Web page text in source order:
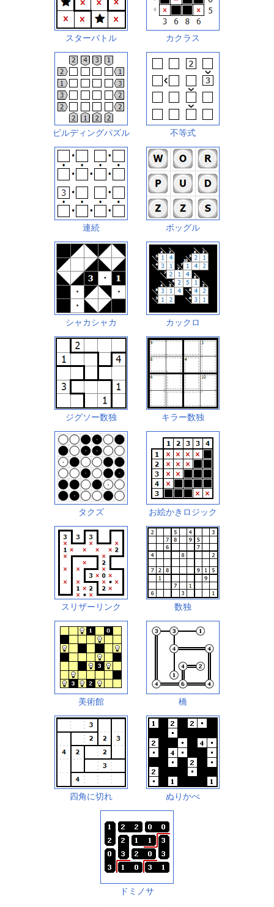
スターバトル カクラス
ビルディングパズル 不等式
連続 ボッグル
シャカシャカ カックロ
ジグソー数独 キラー数独
タクズ お絵かきロジック
スリザーリンク 数独
美術館 橋
四角に切れ ぬりかべ
ドミノサ